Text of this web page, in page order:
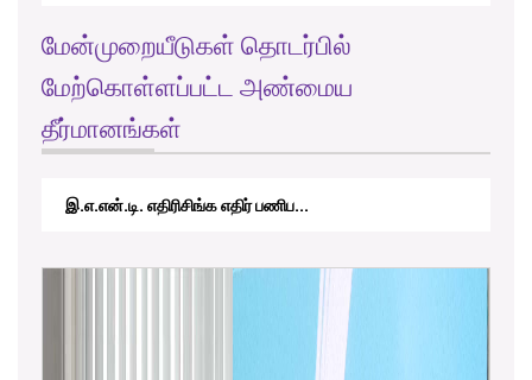
மேன்முறையீடுகள் தொடர்பில்
மேற்கொள்ளப்பட்ட அண்மைய
தீர்மானங்கள்
RTICAppeal/15/2017 - கே.வி.கே. நவ...